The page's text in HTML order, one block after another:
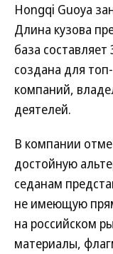
Hongqi Guoya
Длина кузова
база
создана для
компаний,
деятелей.
В компании
достойную
седанам
не имеющую
на российском
материалы,